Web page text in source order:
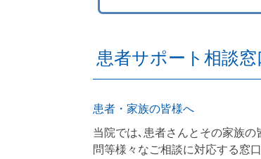
患者サポート相談窓
患者・家族の皆様へ
当院では､患者さんとその家族
問等様々なご相談に対応する窓